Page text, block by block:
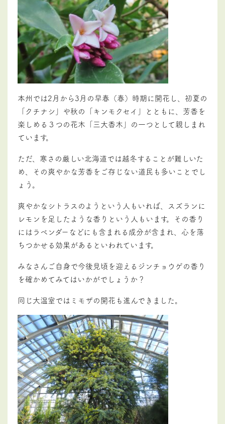
本州では2月から3月の早春（春）時期に開花し、初夏の
「クチナシ」や秋の「キンモクセイ」とともに、芳香を
楽しめる３つの花木「三大香木」の一つとして親しまれ
ています。
ただ、寒さの厳しい北海道では越冬することが難しいた
め、その爽やかな芳香をご存じない道民も多いことでし
ょう。
爽やかなシトラスのようという人もいれば、スズランに
レモンを足したような香りという人もいます。その香り
には ラベンダーなどにも含まれる成分が含まれ、心を落
ちつかせる効果があるといわれています。
みなさんご自身で今後見頃を迎えるジンチョウゲの香り
を確かめてみてはいかがでしょうか？
同じ大温室ではミモザの開花も進んできました。